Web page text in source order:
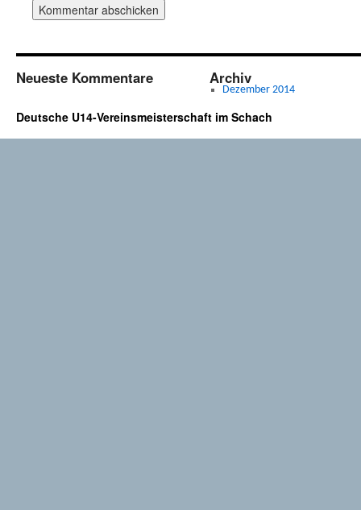
Neueste Kommentare Archiv
Dezember 2014
Deutsche U14-Vereinsmeisterschaft im Schach